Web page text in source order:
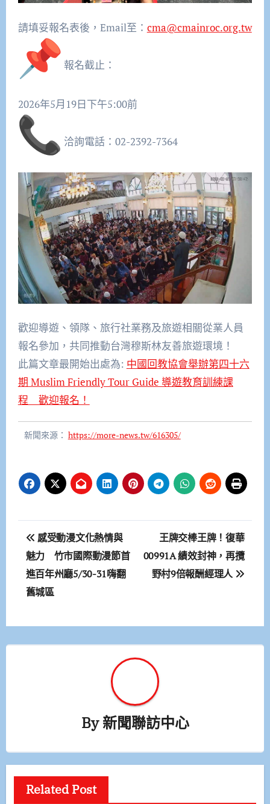
請填妥報名表後，Email至： cma@cmainroc.org.tw
報名截止：
2026年5月19日下午5:00前
洽詢電話：02-2392-7364
歡迎導遊、領隊、旅行社業務及旅遊相關從業人員
報名參加， 共同推動台灣穆斯林友善旅遊環境！
此篇文章最開始出處為: 中國回教協會舉辦第四十六
期 Muslim Friendly Tour Guide 導遊教育訓練課
程 歡迎報名！
新聞來源： https://more-news.tw/616305/
文
章
導
感受動漫文化熱情與
魅力 竹市國際動漫節首
進百年州廳5/30-31嗨翻
舊城區
王牌交棒王牌！復華
00991A 績效封神，再攬
野村9倍報酬經理人
By新聞聯訪中心
Related Post